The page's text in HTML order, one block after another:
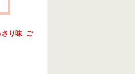
さり味 ご